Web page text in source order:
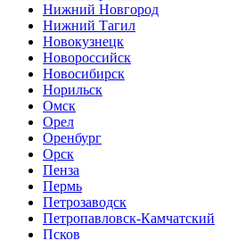
Нижний Новгород
Нижний Тагил
Новокузнецк
Новороссийск
Новосибирск
Норильск
Омск
Орел
Оренбург
Орск
Пенза
Пермь
Петрозаводск
Петропавловск-Камчатский
Псков